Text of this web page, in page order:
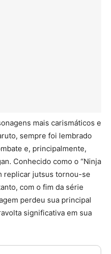
mais carismáticos e
sempre foi lembrado
e, principalmente,
Conhecido como o “Ninja
replicar jutsus tornou-se
com o fim da série
perdeu sua principal
significativa em sua